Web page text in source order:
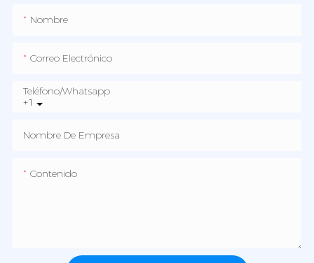
Nombre
Correo Electrónico
+1
Teléfono/whatsapp
Nombre De Empresa
Contenido